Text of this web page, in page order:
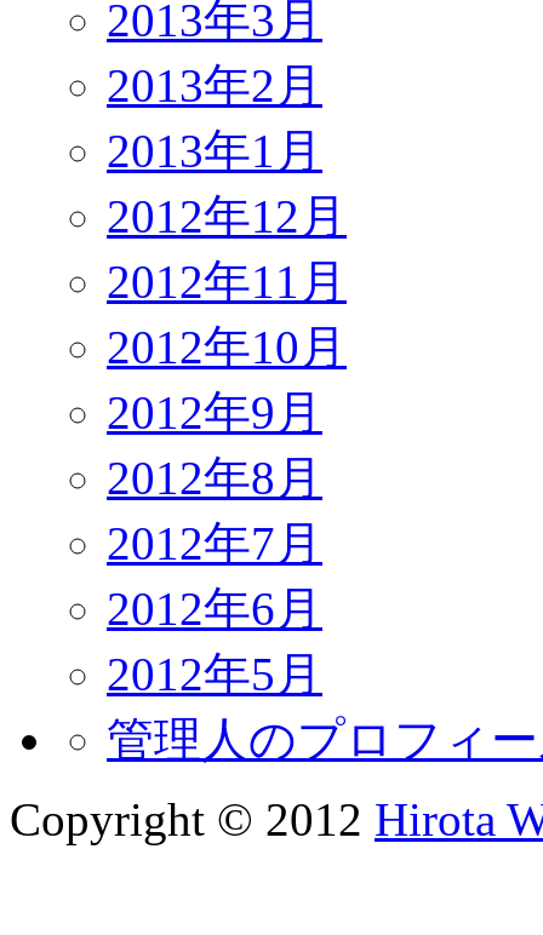
2013年3月
2013年2月
2013年1月
2012年12月
2012年11月
2012年10月
2012年9月
2012年8月
2012年7月
2012年6月
2012年5月
管理人のプロフィ
Copyright © 2012 Hirota